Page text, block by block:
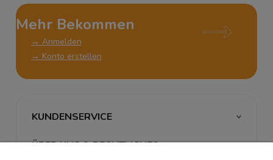
Mehr Bekommen
→ Anmelden
→ Konto erstellen
KUNDENSERVICE
ÜBER UNS & RECHTLICHES